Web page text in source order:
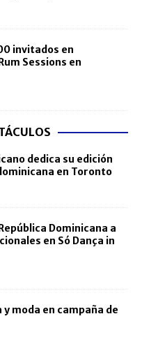
invitados en
Sessions en
dedica su edición
en Toronto
Dominicana a
en Só Dança in
y moda en campaña de